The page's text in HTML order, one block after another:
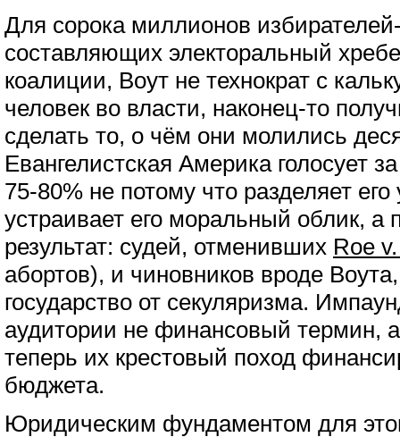
Для сорока миллионов
составляющих электоральный
коалиции, Воут не технократ с
человек во власти, наконец-то
сделать то, о чём они молились
Евангелистская Америка голосует
75-80% не потому что разделяет
устраивает его моральный облик, а
результат: судей, отменивших Roe
абортов), и чиновников вроде
государство от секуляризма.
аудитории не финансовый термин,
теперь их крестовый поход
бюджета.
Юридическим фундаментом для